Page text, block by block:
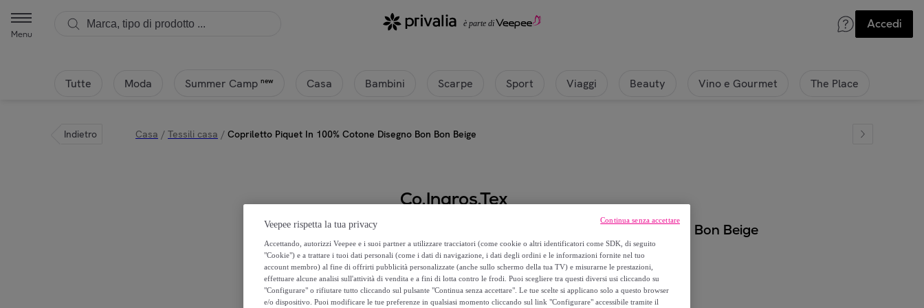
Menu
Accedi
Tutte Moda Summer Camp new Casa Bambini Scarpe Sport Viaggi Beauty Vino e Gourmet The Place
Indietro Casa / Tessili casa / Copriletto Piquet In 100% Cotone Disegno Bon Bon Beige
Co.Ingros.Tex
Copriletto Piquet In 100% Cotone Disegno Bon Bon Beige
A partire da
27,90 €
Veepee rispetta la tua privacy
Accettando, autorizzi Veepee e i suoi partner a utilizzare tracciatori (come cookie o altri identificatori come SDK, di seguito
"Cookie") e a trattare i tuoi dati personali (come i dati di navigazione, i dati degli ordini e le informazioni fornite nel tuo
account membro) al fine di offrirti pubblicità personalizzate (anche sullo schermo della tua TV) e misurarne le prestazioni,
effettuare alcune analisi sull'attività di vendita e a fini di lotta contro le frodi. Puoi scegliere tra questi diversi usi cliccando su
"Configurare" o rifiutare tutto cliccando sul pulsante "Continua senza accettare". Le tue scelte si applicano solo a questo browser
e/o dispositivo. Puoi modificare le tue preferenze in qualsiasi momento cliccando sul link "Configurare" accessibile tramite il
Continua senza accettare